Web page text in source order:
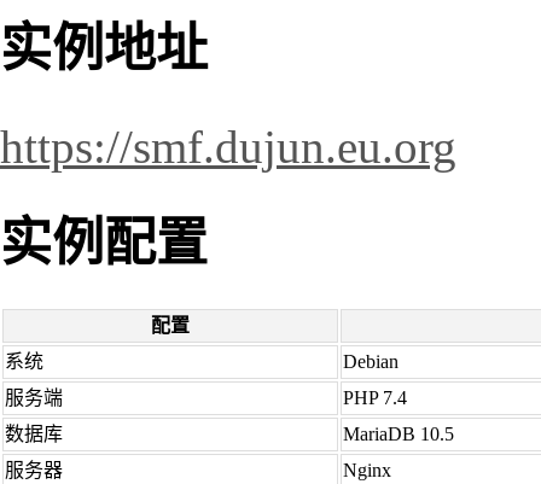
实例地址
https://smf.dujun.eu.org
实例配置
配置
系统
Debian
服务端
PHP 7.4
数据库
MariaDB 10.5
服务器
Nginx